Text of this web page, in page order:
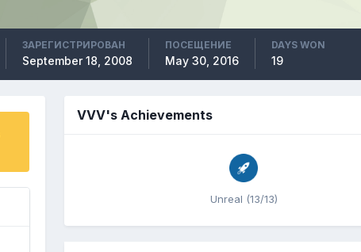
ЗАРЕГИСТРИРОВАН
September 18, 2008
ПОСЕЩЕНИЕ
May 30, 2016
DAYS WON
19
VVV's Achievements
Unreal (13/13)